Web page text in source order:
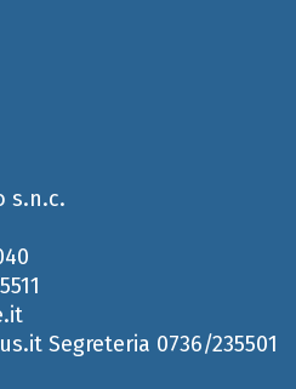
s.n.c.
Segreteria 0736/235501